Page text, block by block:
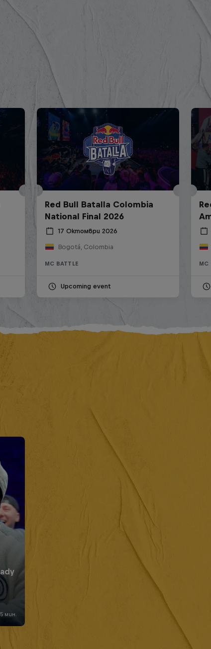
Red Bull Batalla Colombia
National Final 2026
17 Октомври 2026
Bogotá, Colombia
MC BATTLE
Upcoming event
MC